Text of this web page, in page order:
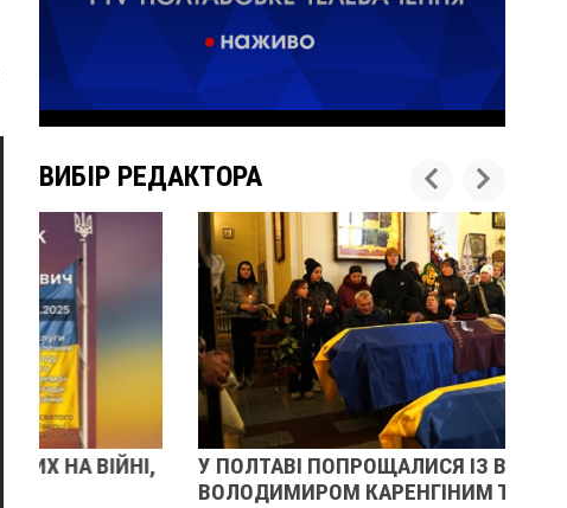
ВИБІР РЕДАКТОРА
У ПОЛТАВІ ПОПРОЩАЛИСЯ ІЗ ВІЙСЬКОВИМИ
ВОЛОДИМИРОМ КАРЕНГІНИМ ТА ОЛЕГОМ